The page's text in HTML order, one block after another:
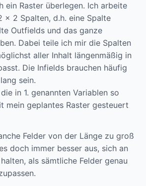
ein Raster überlegen. Ich arbeite
x 2 Spalten, d.h. eine Spalte
Outfields und das ganze
Dabei teile ich mir die Spalten
aller Inhalt längenmäßig in
Die Infields brauchen häufig
sein.
in 1. genannten Variablen so
mein geplantes Raster gesteuert
Felder von der Länge zu groß
doch immer besser aus, sich an
als sämtliche Felder genau